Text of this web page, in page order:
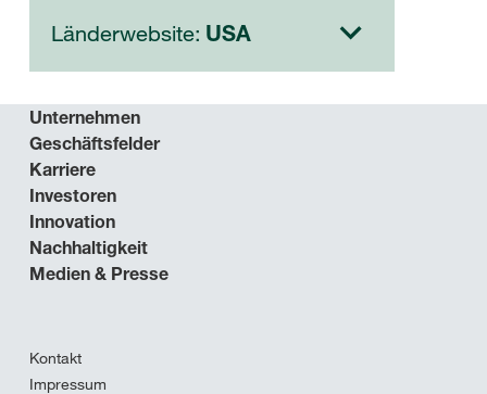
Länderwebsite: USA
Unternehmen
Geschäftsfelder
Karriere
Investoren
Innovation
Nachhaltigkeit
Medien & Presse
Kontakt
Impressum